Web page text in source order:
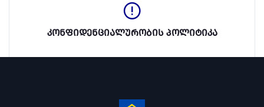
კონფიდენციალურობის პოლიტიკა